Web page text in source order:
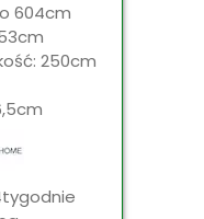
604cm
250cm